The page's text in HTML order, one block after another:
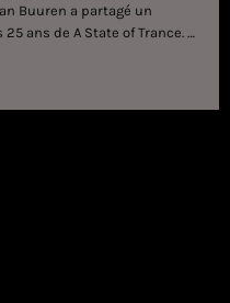
Buuren a partagé un
ans de A State of Trance.
le 25e anniversaire de la
« A State of Trance